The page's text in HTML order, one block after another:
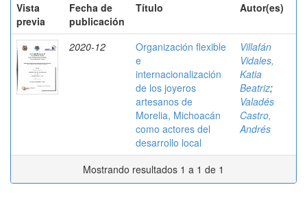
Vista
previa
Fecha de
publicación
Título Autor(es)
2020-12
Organización flexible
e
internacionalización
de los joyeros
artesanos de
Morelia, Michoacán
como actores del
desarrollo local
Villafán
Vidales,
Katia
Beatriz;
Valadés
Castro,
Andrés
Mostrando resultados 1 a 1 de 1